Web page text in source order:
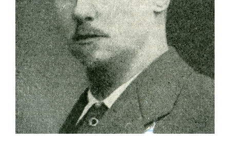
Opiskelijat
Haku: